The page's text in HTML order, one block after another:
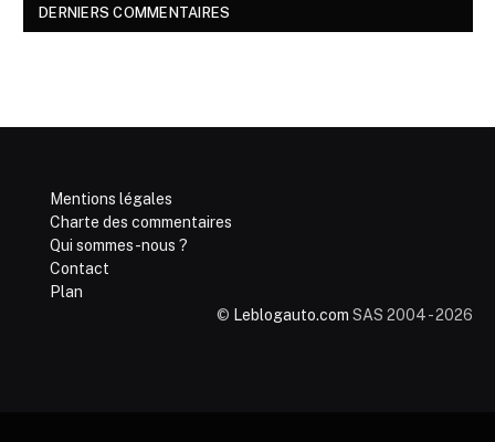
DERNIERS COMMENTAIRES
Mentions légales
Charte des commentaires
Qui sommes-nous ?
Contact
Plan
© Leblogauto.com SAS 2004 - 2026